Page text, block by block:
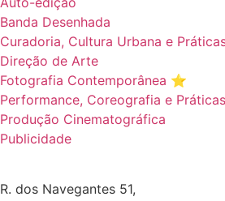
Banda Desenhada
Curadoria, Cultura Urbana e
Direção de Arte
Fotografia Contemporânea ⭐️
Performance, Coreografia e
Produção Cinematográfica
Publicidade
R. dos Navegantes 51,